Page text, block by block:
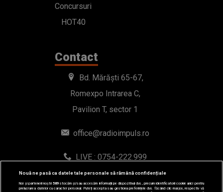
Concursuri
HOT40
Contact
Bd. Mărăști 65-67,
Romexpo Intrarea C,
Pavilion T, sector 1
office@radioimpuls.ro
LIVE : 0754-222.999
WhatsApp: 0754-222.999
Nouă ne pasă ca datele tale personale să rămână confidențiale
Noi și partenerii noștri589stocăm și/sau accesăm informații pe dispozitivul dvs., precum identificatorii cookie unici pentru
prelucrarea datelor cu caracter personal. Puteți accepta sau gestiona preferințele dvs. făcând clic mai jos, respectiv vă